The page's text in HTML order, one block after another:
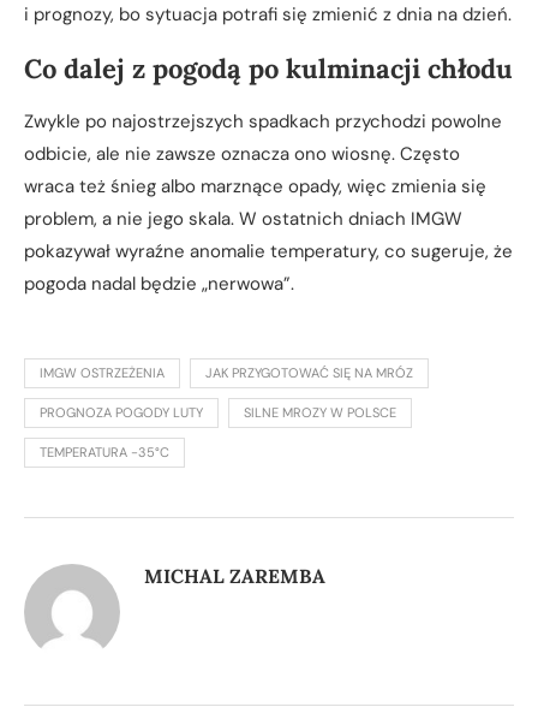
i prognozy, bo sytuacja potrafi się zmienić z dnia na dzień.
Co dalej z pogodą po kulminacji chłodu
Zwykle po najostrzejszych spadkach przychodzi powolne
odbicie, ale nie zawsze oznacza ono wiosnę. Często
wraca też śnieg albo marznące opady, więc zmienia się
problem, a nie jego skala. W ostatnich dniach IMGW
pokazywał wyraźne anomalie temperatury, co sugeruje, że
pogoda nadal będzie „nerwowa”.
IMGW OSTRZEŻENIA JAK PRZYGOTOWAĆ SIĘ NA MRÓZ
PROGNOZA POGODY LUTY SILNE MROZY W POLSCE
TEMPERATURA -35°C
MICHAL ZAREMBA